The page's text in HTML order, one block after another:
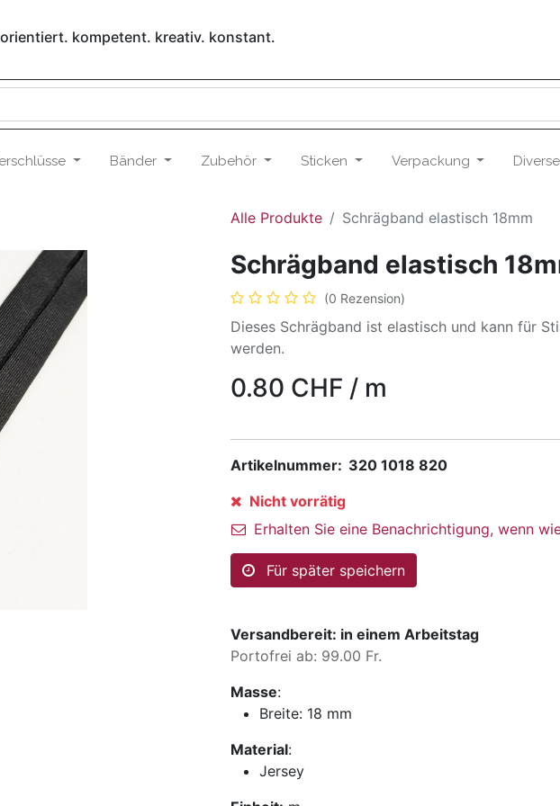
kompetent. kreativ. konstant.
Bänder Zubehör Sticken Verpackung
Alle Produkte Schrägband elastisch 18mm
Schrägband elastisch
(0 Rezension)
Dieses Schrägband ist elastisch und kann für
werden.
0.80 CHF / m
Artikelnummer: 320 1018 820
Nicht vorrätig
Erhalten Sie eine Benachrichtigung, wenn
Für später speichern
Versandbereit: in einem Arbeitstag
Portofrei ab: 99.00 Fr.
Masse:
Breite: 18 mm
Material:
Jersey